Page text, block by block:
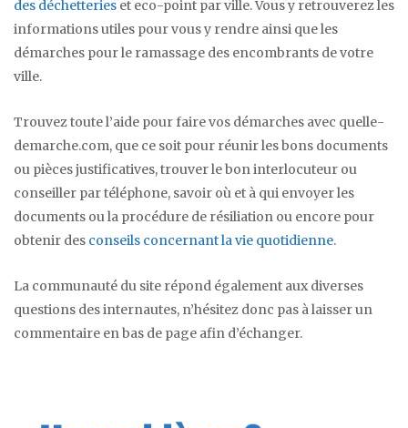
des déchetteries et eco-point par ville. Vous y retrouverez les
informations utiles pour vous y rendre ainsi que les
démarches pour le ramassage des encombrants de votre
ville.
Trouvez toute l’aide pour faire vos démarches avec quelle-
demarche.com, que ce soit pour réunir les bons documents
ou pièces justificatives, trouver le bon interlocuteur ou
conseiller par téléphone, savoir où et à qui envoyer les
documents ou la procédure de résiliation ou encore pour
obtenir des conseils concernant la vie quotidienne.
La communauté du site répond également aux diverses
questions des internautes, n’hésitez donc pas à laisser un
commentaire en bas de page afin d’échanger.